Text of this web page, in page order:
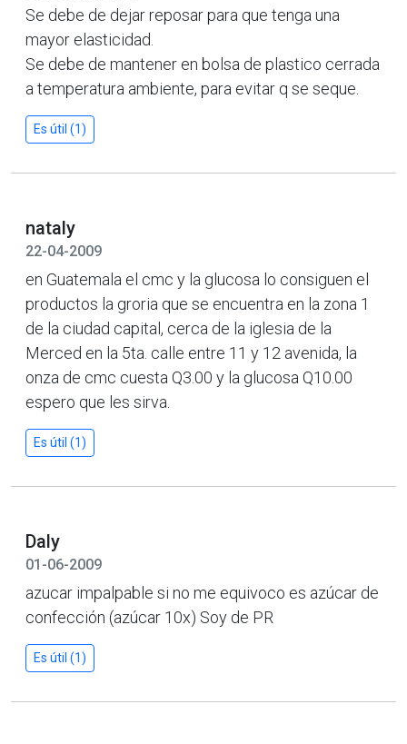
Se debe de dejar reposar para que tenga una
mayor elasticidad.
Se debe de mantener en bolsa de plastico cerrada
a temperatura ambiente, para evitar q se seque.
Es útil (1)
nataly
22-04-2009
en Guatemala el cmc y la glucosa lo consiguen el
productos la groria que se encuentra en la zona 1
de la ciudad capital, cerca de la iglesia de la
Merced en la 5ta. calle entre 11 y 12 avenida, la
onza de cmc cuesta Q3.00 y la glucosa Q10.00
espero que les sirva.
Es útil (1)
Daly
01-06-2009
azucar impalpable si no me equivoco es azúcar de
confección (azúcar 10x) Soy de PR
Es útil (1)